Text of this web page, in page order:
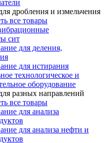
дробления и измельчения
все товары
сит
для деления,
для истирания
технологическое и
оборудование
разных направлений
все товары
для анализа
для анализа нефти и